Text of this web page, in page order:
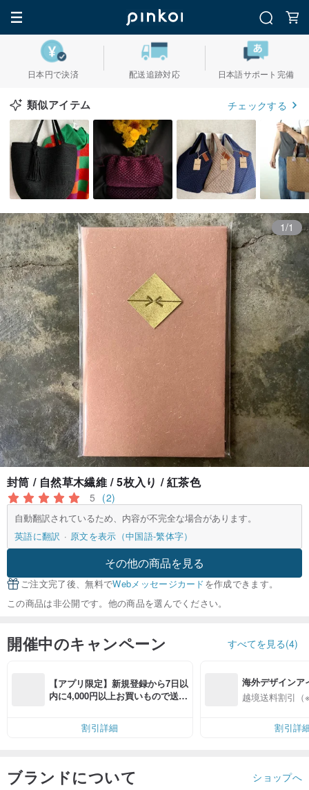
日本円で決済 配送追跡対応 日本語サポート完備
類似アイテム チェックする
1/1
封筒 / 自然草木繊維 / 5枚入り / 紅茶色
5 (2)
自動翻訳されているため、内容が不完全な場合があります。
英語に翻訳
原文を表示（中国語-繁体字）
その他の商品を見る
ご注文完了後、無料でWebメッセージカードを作成できます。
この商品は非公開です。他の商品を選んでください。
開催中のキャンペーン すべてを見る(4)
【アプリ限定】新規登録から7日以
内に4,000円以上お買いもので送料
割引詳細
海外デザインア
入
越境送料割引（
割引詳
ブランドについて ショップへ